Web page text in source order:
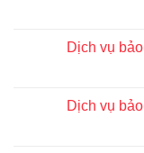
Dịch vụ
Dịch vụ